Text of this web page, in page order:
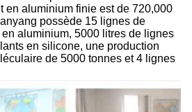
en aluminium finie est de 720,000
possède 15 lignes de
aluminium, 5000 litres de lignes
en silicone, une production
de 5000 tonnes et 4 lignes